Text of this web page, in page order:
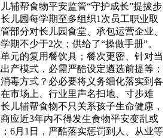
辅帮食物平安监管“守护成长”提拔步
儿园每学期至多组织1次员工职业取
部分对长儿园食堂、承包运营企业、
期不少于2次；供给了“操做手册”。
元的复用餐饮具；餐次更密、针对当
产模式，必需严酷设定遴选前提等；
毒方式？必必要将义务细化落实到各
市场上、行业里声名扫地、寸步难
儿辅帮食物不只关系孩子生命健康，
应近3年内不得发生食物平安变乱或
6月1日，严酷落实惩罚到人、从业等